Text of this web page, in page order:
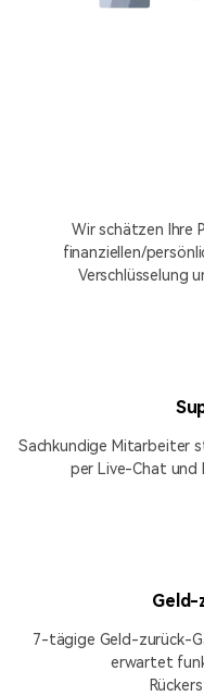
Wir schätzen Ihre
finanziellen/
Verschlüsselung
Sachkundige Mitarbeiter
per Live-Chat und
Geld-
7-tägige Geld-zurück-
erwartet